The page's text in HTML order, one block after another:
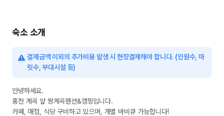
숙소 소개
결제금액 이외의 추가비용 발생 시 현장결제해야 합니다. (인원수, 마
릿수, 부대시설 등)
안녕하세요.
홍천 계곡 앞 쌍계곡펜션&캠핑입니다.
카페, 매점, 식당 구비하고 있으며, 개별 바비큐 가능합니다!